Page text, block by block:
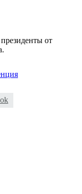
от